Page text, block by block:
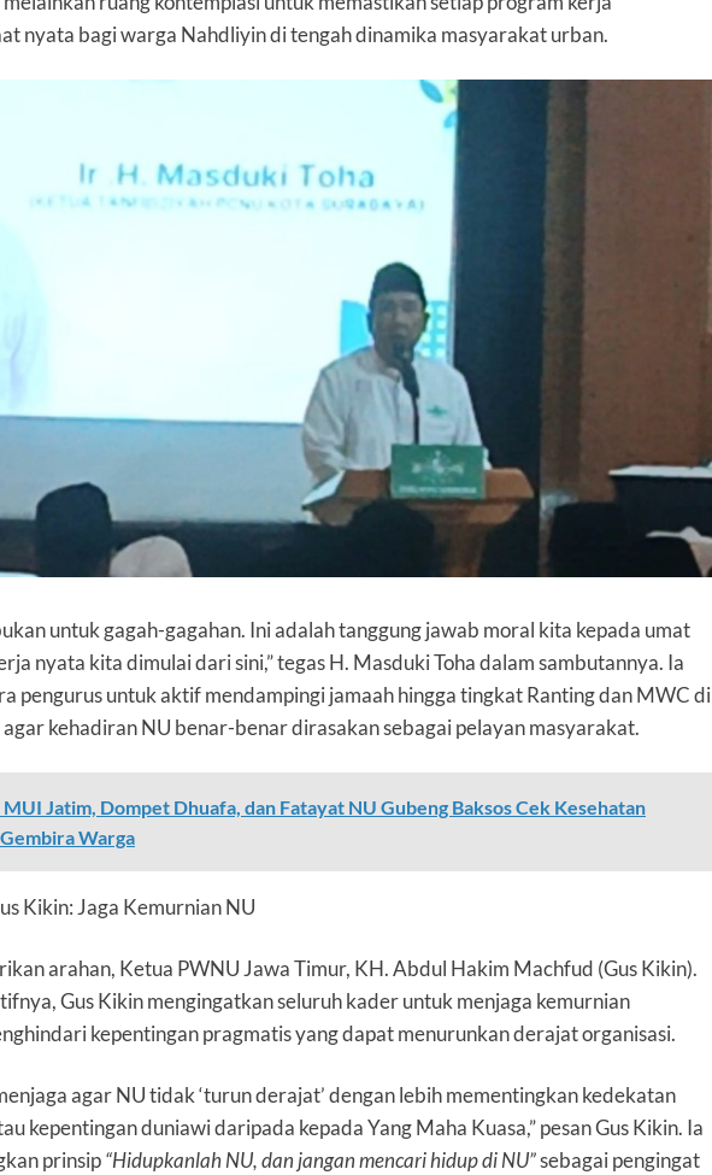
nyata bagi warga Nahdliyin di tengah dinamika masyarakat urban.
untuk gagah-gagahan. Ini adalah tanggung jawab moral kita kepada umat
nyata kita dimulai dari sini,” tegas H. Masduki Toha dalam sambutannya. Ia
pengurus untuk aktif mendampingi jamaah hingga tingkat Ranting dan MWC di
kehadiran NU benar-benar dirasakan sebagai pelayan masyarakat.
MUI Jatim, Dompet Dhuafa, dan Fatayat NU Gubeng Baksos Cek Kesehatan
Warga
Kikin: Jaga Kemurnian NU
arahan, Ketua PWNU Jawa Timur, KH. Abdul Hakim Machfud (Gus Kikin).
Gus Kikin mengingatkan seluruh kader untuk menjaga kemurnian
kepentingan pragmatis yang dapat menurunkan derajat organisasi.
agar NU tidak ‘turun derajat’ dengan lebih mementingkan kedekatan
kepentingan duniawi daripada kepada Yang Maha Kuasa,” pesan Gus Kikin. Ia
prinsip“Hidupkanlah NU, dan jangan mencari hidup di NU”sebagai pengingat